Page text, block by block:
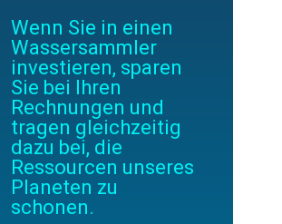
Wenn Sie in einen
Wassersammler
investieren, sparen
Sie bei Ihren
Rechnungen und
tragen gleichzeitig
dazu bei, die
Ressourcen unseres
Planeten zu
schonen.